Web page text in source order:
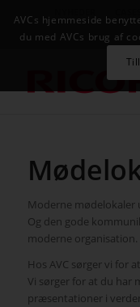
Moderne
Og den gode
moderne organisation.
Hos AVC sørger vi for
Vi sørger for at du har
præsentationer i
AVCs hjemmeside
du med AVCs brug af